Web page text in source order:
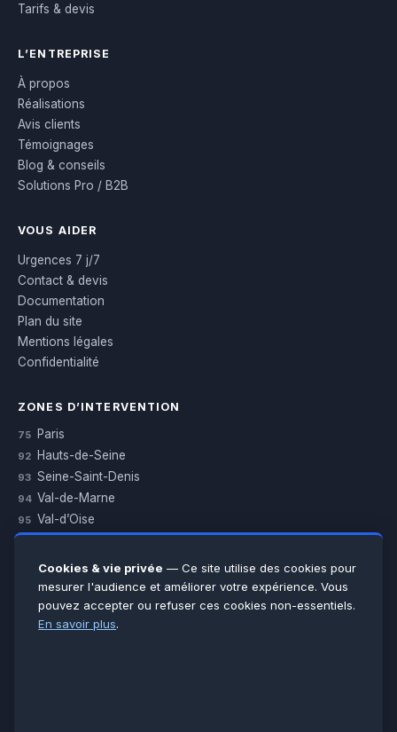
Tarifs & devis
L’ENTREPRISE
À propos
Réalisations
Avis clients
Témoignages
Blog & conseils
Solutions Pro / B2B
VOUS AIDER
Urgences 7 j/7
Contact & devis
Documentation
Plan du site
Mentions légales
Confidentialité
ZONES D’INTERVENTION
75 Paris
92 Hauts-de-Seine
93 Seine-Saint-Denis
94 Val-de-Marne
95 Val-d’Oise
Essonne
Seine-et-Marne
Voir toutes les villes →
Cookies & vie privée — Ce site utilise des cookies pour
mesurer l'audience et améliorer votre expérience. Vous
pouvez accepter ou refuser ces cookies non-essentiels.
En savoir plus.